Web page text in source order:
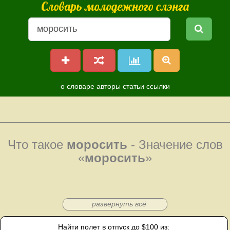
Словарь молодежного слэнга
о словаре авторы статьи ссылки
Что такое моросить - Значение слов
«моросить»
развернуть всё
Найти полет в отпуск до $100 из: